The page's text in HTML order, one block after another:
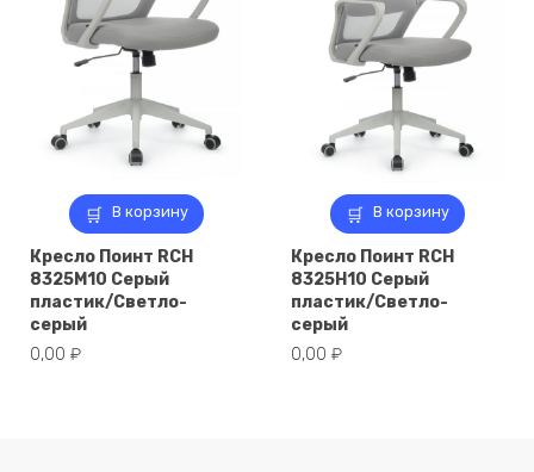
В корзину
Кресло Поинт RCH
8325M10 Серый
пластик/Светло-
серый
0,00 ₽
В корзину
Кресло Поинт RCH
8325H10 Серый
пластик/Светло-
серый
0,00 ₽